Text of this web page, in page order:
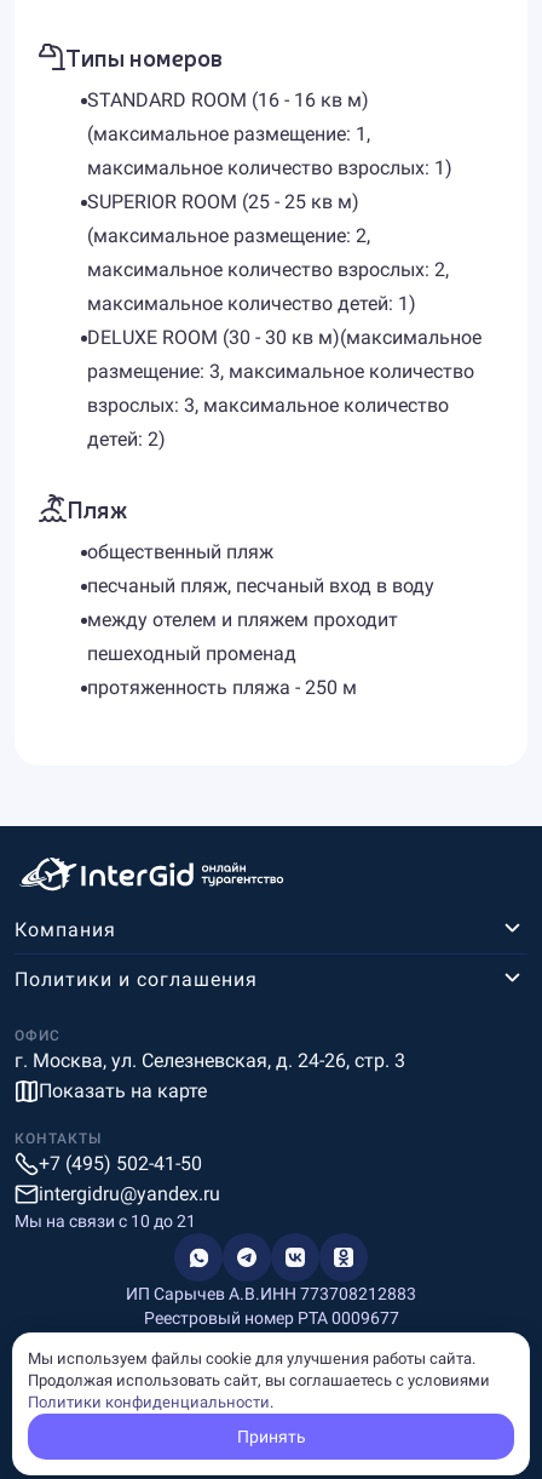
Типы номеров
STANDARD ROOM (16 - 16 кв м)
(максимальное размещение: 1,
максимальное количество взрослых: 1)
SUPERIOR ROOM (25 - 25 кв м)
(максимальное размещение: 2,
максимальное количество взрослых: 2,
максимальное количество детей: 1)
DELUXE ROOM (30 - 30 кв м)(максимальное
размещение: 3, максимальное количество
взрослых: 3, максимальное количество
детей: 2)
Пляж
общественный пляж
песчаный пляж, песчаный вход в воду
между отелем и пляжем проходит
пешеходный променад
протяженность пляжа - 250 м
Компания
ОФИС
г. Москва, ул. Селезневская, д. 24-26, стр. 3
Показать на карте
Политики и соглашения
КОНТАКТЫ
+7 (495) 502-41-50
intergidru@yandex.ru
Мы на связи c 10 до 21
ИП Сарычев А.В.ИНН 773708212883
Реестровый номер РТА 0009677
Информация, размещённая на сайте, носит информационный
характер и не является рекламой и публичной офертой.
Мы используем файлы cookie для улучшения работы сайта.
Продолжая использовать сайт, вы соглашаетесь с условиями
Политики конфиденциальности.
Принять